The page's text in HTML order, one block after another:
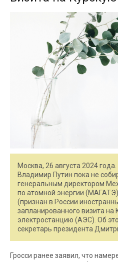
Москва, 26 августа 2024
Владимир Путин пока не
генеральным директором
по атомной энергии
(признан в России
запланированного визита на
электростанцию (АЭС). Об
секретарь президента
Гросси ранее заявил, что